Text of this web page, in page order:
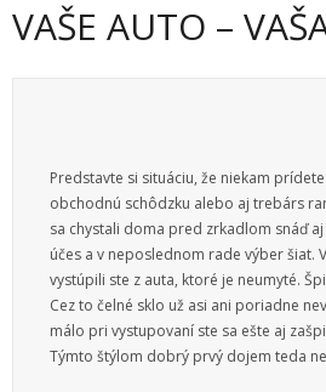
Financie
Moto
Nákupy
Služby
Vzdelanie
VAŠE AUTO –
Predstavte si situáciu, že niekam
obchodnú schôdzku alebo aj trebárs
sa chystali doma pred zrkadlom snáď
účes a v neposlednom rade výber šiat.
vystúpili ste z auta, ktoré je neumyté.
Cez to čelné sklo už asi ani poriadne
málo pri vystupovaní ste sa ešte aj
Týmto štýlom dobrý prvý dojem teda